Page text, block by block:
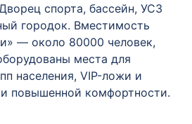
спорта, бассейн, УСЗ
городок. Вместимость
— около 80000 человек,
места для
населения, VIP-ложи и
повышенной комфортности.